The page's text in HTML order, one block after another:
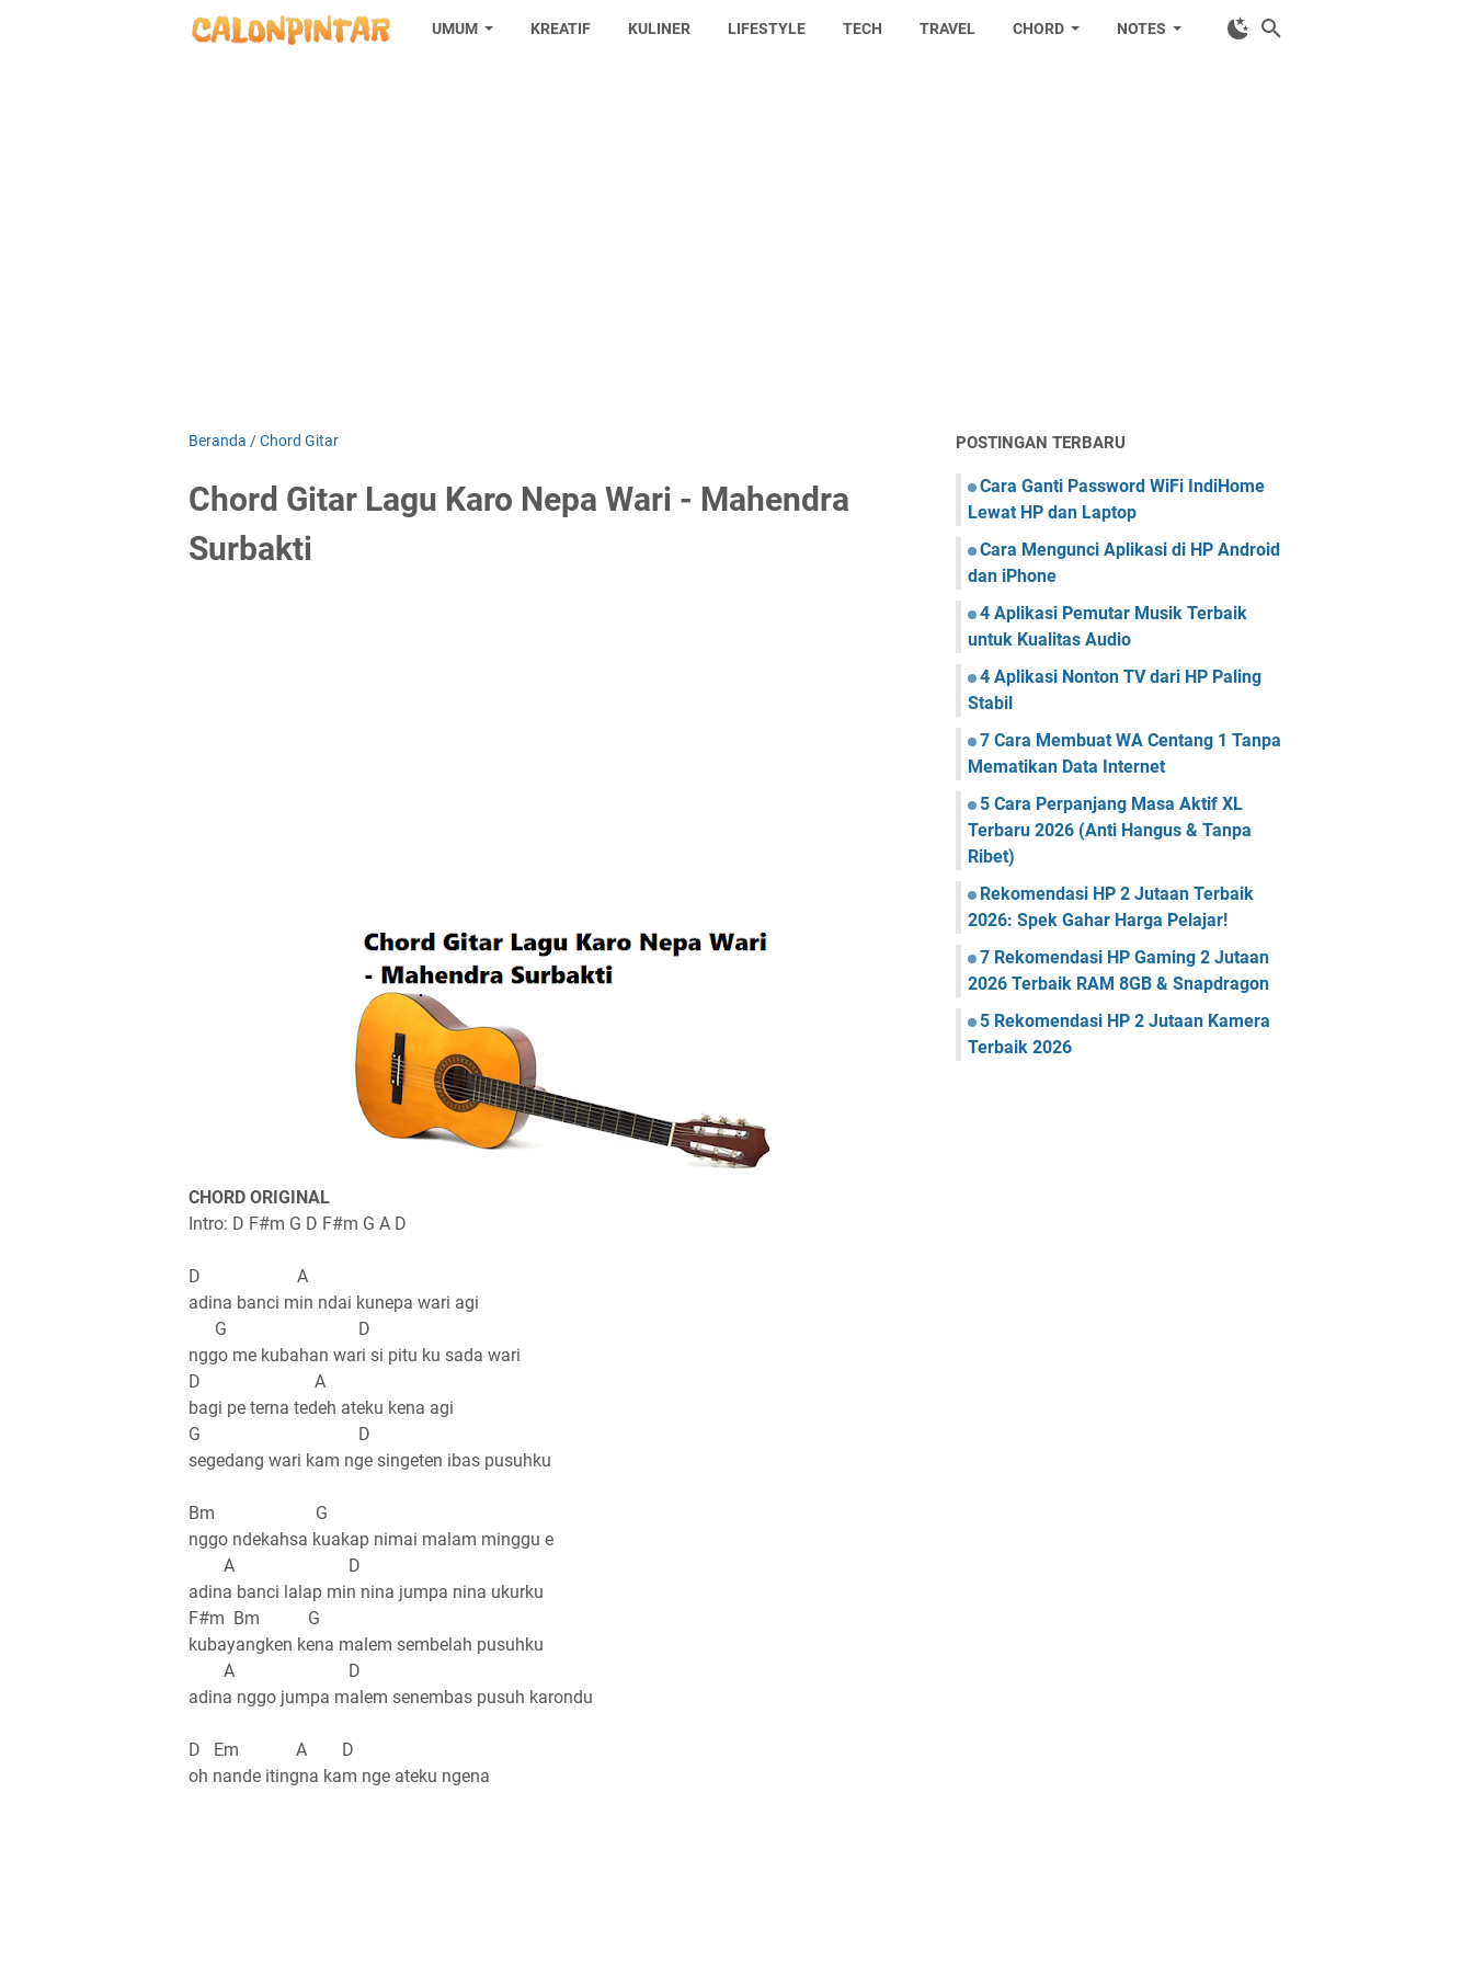
UMUM KREATIF KULINER LIFESTYLE TECH TRAVEL CHORD NOTES
Beranda /Chord Gitar
Chord Gitar Lagu Karo Nepa Wari - Mahendra
Surbakti
CHORD ORIGINAL
Intro: D F#m G D F#m G A D
D A
adina banci min ndai kunepa wari agi
G D
nggo me kubahan wari si pitu ku sada wari
D A
bagi pe terna tedeh ateku kena agi
G D
segedang wari kam nge singeten ibas pusuhku
Bm G
nggo ndekahsa kuakap nimai malam minggu e
A D
adina banci lalap min nina jumpa nina ukurku
F#m Bm G
kubayangken kena malem sembelah pusuhku
A D
adina nggo jumpa malem senembas pusuh karondu
D Em A D
oh nande itingna kam nge ateku ngena
POSTINGAN TERBARU
Cara Ganti Password WiFi IndiHome
Lewat HP dan Laptop
Cara Mengunci Aplikasi di HP Android
dan iPhone
4 Aplikasi Pemutar Musik Terbaik
untuk Kualitas Audio
4 Aplikasi Nonton TV dari HP Paling
Stabil
7 Cara Membuat WA Centang 1 Tanpa
Mematikan Data Internet
5 Cara Perpanjang Masa Aktif XL
Terbaru 2026 (Anti Hangus & Tanpa
Ribet)
Rekomendasi HP 2 Jutaan Terbaik
2026: Spek Gahar Harga Pelajar!
7 Rekomendasi HP Gaming 2 Jutaan
2026 Terbaik RAM 8GB & Snapdragon
5 Rekomendasi HP 2 Jutaan Kamera
Terbaik 2026